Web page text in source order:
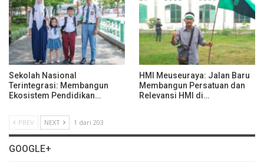
Sekolah Nasional
Terintegrasi: Membangun
Ekosistem Pendidikan…
HMI Meuseuraya: Jalan Baru
Membangun Persatuan dan
Relevansi HMI di…
PREV NEXT 1 dari 203
GOOGLE+